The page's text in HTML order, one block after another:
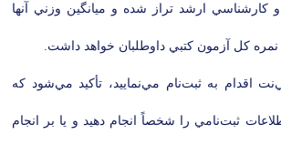
ارشد تراز شده و ميانگين وزني آنها
كل آزمون كتبي داوطلبان خواهد داشت.
اقدام به ثبت‌نام مي‌نماييد، تأكيد مي‌شود كه
ثبت‌نامي را شخصاً انجام دهيد و يا بر انجام